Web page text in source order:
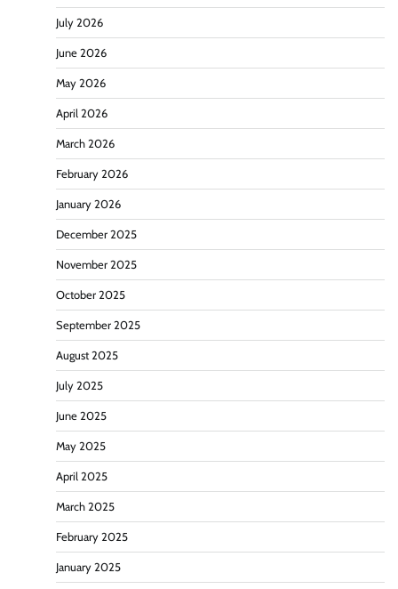
July 2026
June 2026
May 2026
April 2026
March 2026
February 2026
January 2026
December 2025
November 2025
October 2025
September 2025
August 2025
July 2025
June 2025
May 2025
April 2025
March 2025
February 2025
January 2025